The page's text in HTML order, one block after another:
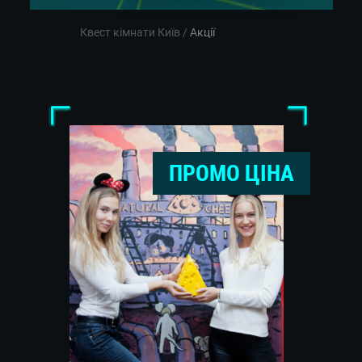
Квест кімнати Київ / Акції
ПРОМО ЦІНА